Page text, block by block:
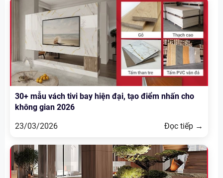
30+ mẫu vách tivi bay hiện đại, tạo điểm nhấn cho
không gian 2026
23/03/2026
Đọc tiếp →